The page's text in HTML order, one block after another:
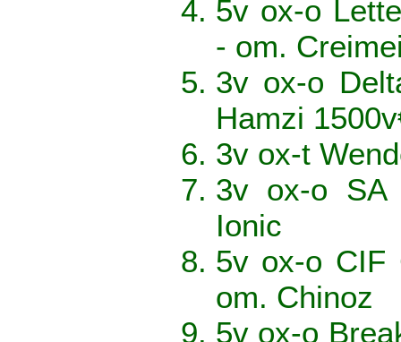
5v ox-o
- om.
3v ox-o
Hamzi
3v ox-t
3v ox-o SA
Ionic
5v ox-o CIF
om. Chinoz
5v ox-o